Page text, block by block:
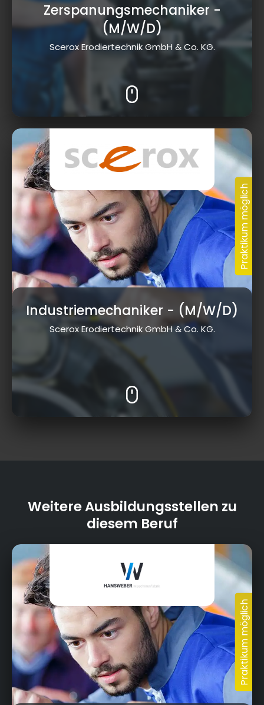
Zerspanungsmechaniker -
(M/W/D)
Scerox Erodiertechnik GmbH & Co. KG.
Industriemechaniker - (M/W/D)
Scerox Erodiertechnik GmbH & Co. KG.
Weitere Ausbildungsstellen zu
diesem Beruf